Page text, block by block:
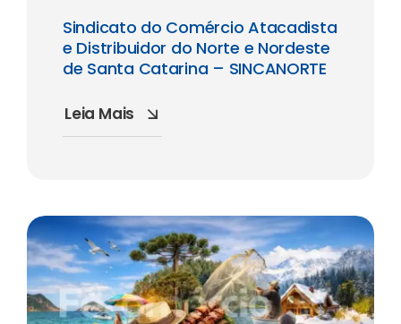
Sindicato do Comércio Atacadista
e Distribuidor do Norte e Nordeste
de Santa Catarina – SINCANORTE
Leia Mais